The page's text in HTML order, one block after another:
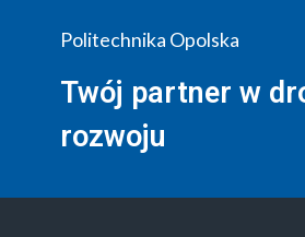
Politechnika Opolska
Twój partner w
rozwoju